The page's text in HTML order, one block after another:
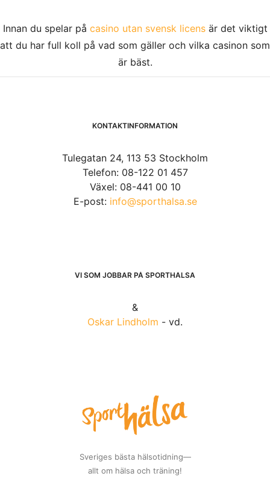
Innan du spelar på casino utan svensk licensär det viktigt
att du har full koll på vad som gäller och vilka casinon som
är bäst.
KONTAKTINFORMATION
Tulegatan 24, 113 53 Stockholm
Telefon: 08-122 01 457
Växel: 08-441 00 10
E-post: info@sporthalsa.se
VI SOM JOBBAR PÅ SPORTHÄLSA
&
Oskar Lindholm - vd.
Sveriges bästa hälsotidning—
allt om hälsa och träning!